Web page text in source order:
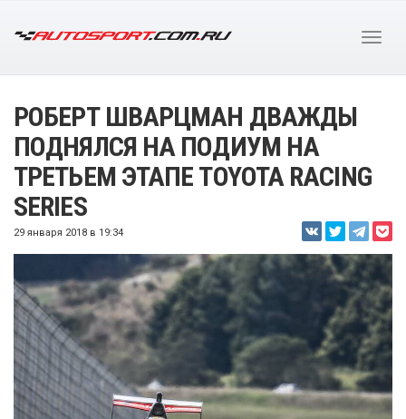
РОБЕРТ ШВАРЦМАН ДВАЖДЫ
ПОДНЯЛСЯ НА ПОДИУМ НА
ТРЕТЬЕМ ЭТАПЕ TOYOTA RACING
SERIES
29 января 2018 в 19:34